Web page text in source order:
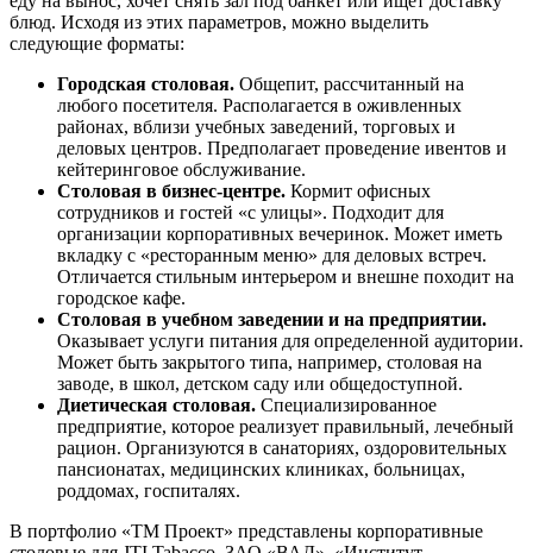
блюд. Исходя из этих параметров, можно выделить
следующие форматы:
Городская столовая. Общепит, рассчитанный на
любого посетителя. Располагается в оживленных
районах, вблизи учебных заведений, торговых и
деловых центров. Предполагает проведение ивентов и
кейтеринговое обслуживание.
Столовая в бизнес-центре. Кормит офисных
сотрудников и гостей «с улицы». Подходит для
организации корпоративных вечеринок. Может иметь
вкладку с «ресторанным меню» для деловых встреч.
Отличается стильным интерьером и внешне походит на
городское кафе.
Столовая в учебном заведении и на предприятии.
Оказывает услуги питания для определенной аудитории.
Может быть закрытого типа, например, столовая на
заводе, в школ, детском саду или общедоступной.
Диетическая столовая. Специализированное
предприятие, которое реализует правильный, лечебный
рацион. Организуются в санаториях, оздоровительных
пансионатах, медицинских клиниках, больницах,
роддомах, госпиталях.
В портфолио «ТМ Проект» представлены корпоративные